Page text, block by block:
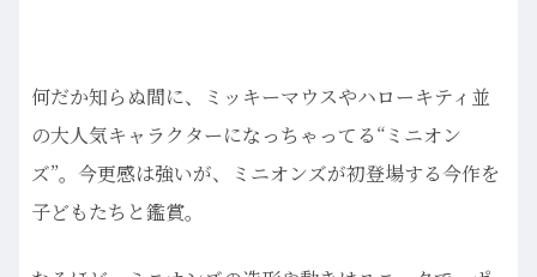
何だか知らぬ間に、ミッキーマウスやハローキティ並
の大人気キャラクターになっちゃってる“ミニオン
ズ”。今更感は強いが、ミニオンズが初登場する今作を
子どもたちと鑑賞。